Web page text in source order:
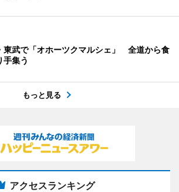
東武で「オホーツクマルシェ」 全道から食
手集う
もっと見る
アクセスランキング